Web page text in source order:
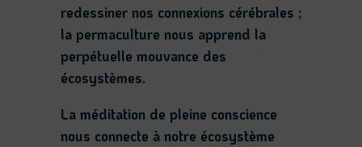
redessiner nos connexions cérébrales ;
la permaculture nous apprend la
perpétuelle mouvance des
écosystèmes.
La méditation de pleine conscience
nous connecte à notre écosystème